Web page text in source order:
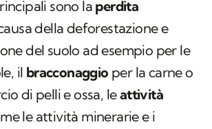
sono laperdita
della deforestazione e
del suolo ad esempio per le
il bracconaggio per la carne o
di pelli e ossa, leattività
le attività minerarie e i